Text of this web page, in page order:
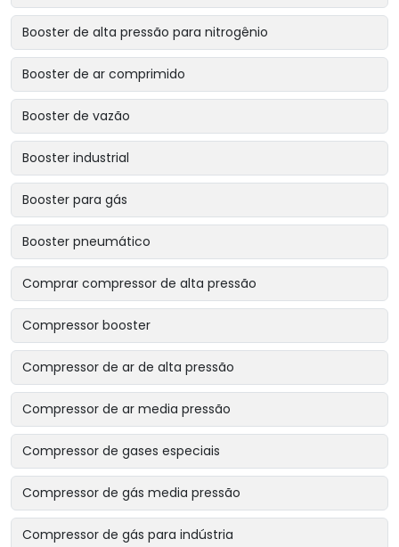
Booster de alta pressão para nitrogênio
Booster de ar comprimido
Booster de vazão
Booster industrial
Booster para gás
Booster pneumático
Comprar compressor de alta pressão
Compressor booster
Compressor de ar de alta pressão
Compressor de ar media pressão
Compressor de gases especiais
Compressor de gás media pressão
Compressor de gás para indústria